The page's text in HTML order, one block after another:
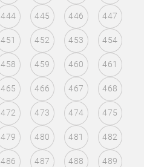
444 445 446 447
451 452 453 454
458 459 460 461
465 466 467 468
472 473 474 475
479 480 481 482
486 487 488 489